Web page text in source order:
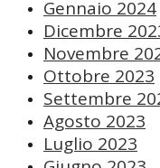
Gennaio 2024
Dicembre
Novembre
Ottobre 2023
Settembre
Agosto 2023
Luglio 2023